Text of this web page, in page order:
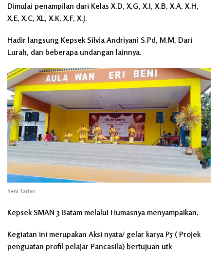
Dimulai penampilan dari Kelas X.D, X,G, X.I, X.B, X.A, X.H,
X.E, X.C, XL, X.K, X.F, X.J.
Hadir langsung Kepsek Silvia Andriyani S.Pd, M.M, Dari
Lurah, dan beberapa undangan lainnya.
Seni Tarian
Kepsek SMAN 3 Batam melalui Humasnya menyampaikan,
Kegiatan ini merupakan Aksi nyata/ gelar karya P5 ( Projek
penguatan profil pelajar Pancasila) bertujuan utk